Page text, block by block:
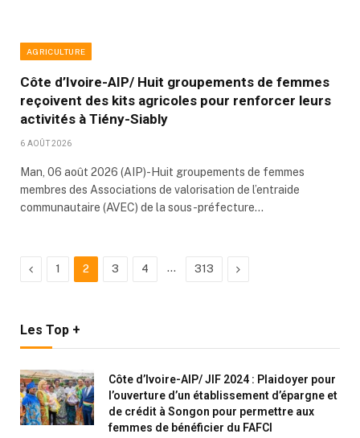
AGRICULTURE
Côte d’Ivoire-AIP/ Huit groupements de femmes
reçoivent des kits agricoles pour renforcer leurs
activités à Tiény-Siably
6 AOÛT 2026
Man, 06 août 2026 (AIP)-Huit groupements de femmes
membres des Associations de valorisation de l’entraide
communautaire (AVEC) de la sous-préfecture…
Previous
1 2 3 4 … 313 Next
Les Top +
Côte d’Ivoire-AIP/ JIF 2024 : Plaidoyer pour
l’ouverture d’un établissement d’épargne et
de crédit à Songon pour permettre aux
femmes de bénéficier du FAFCI